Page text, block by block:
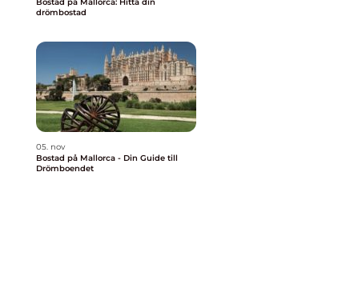
drömbostad
05. nov
Bostad på Mallorca - Din Guide till
Drömboendet